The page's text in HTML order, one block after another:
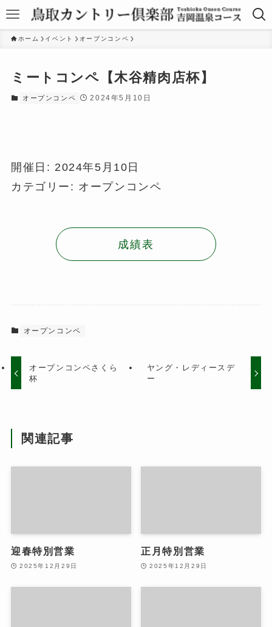
ホーム イベント オープンコンペ
ミートコンペ【木谷精肉店杯】
オープンコンペ 2024年5月10日
開催日: 2024年5月10日
カテゴリー: オープンコンペ
成績表
オープンコンペ
オープンコンペさくら
杯
ヤング・レディースデ
ー
関連記事
迎春特別営業
2025年12月29日
正月特別営業
2025年12月29日